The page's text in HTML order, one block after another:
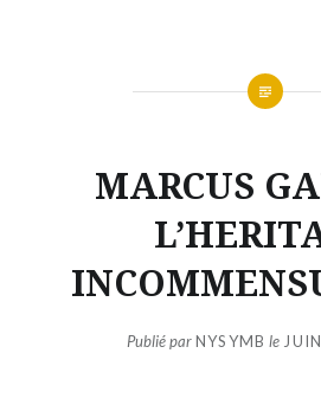
MARCUS
Publié parNYSYMB le